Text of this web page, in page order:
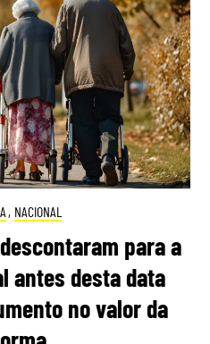
, NACIONAL
para a
antes desta data
no valor da